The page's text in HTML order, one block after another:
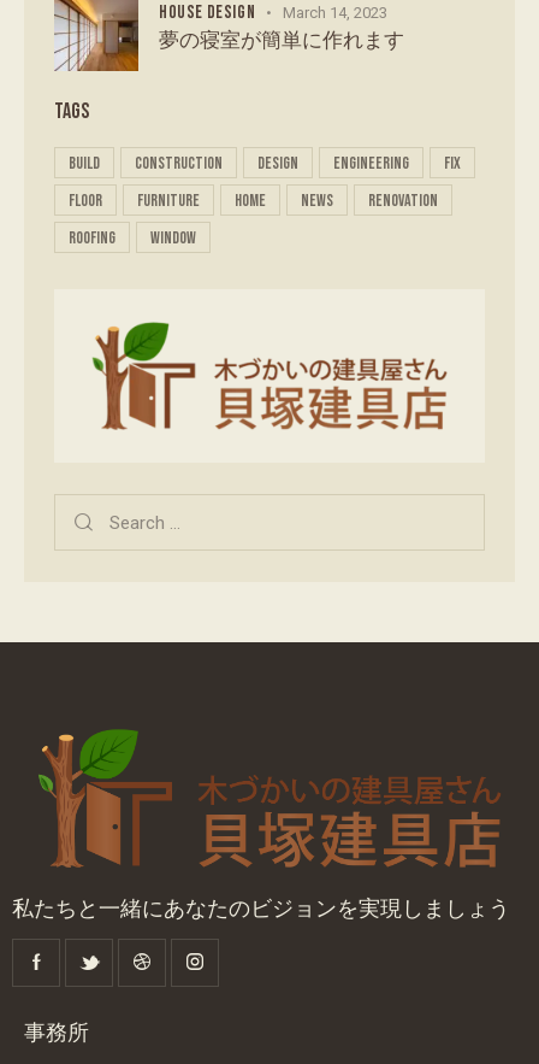
HOUSE DESIGN March 14, 2023
夢の寝室が簡単に作れます
TAGS
build construction design engineering
fix
floor
furniture home news
renovation
roofing
window
私たちと一緒にあなたのビジョンを実現しましょう
事務所